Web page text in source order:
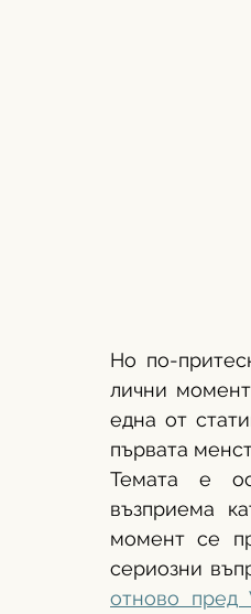
Но по-
лични
една от
първата
Темата е
възприема
момент се
сериозни
отново пред